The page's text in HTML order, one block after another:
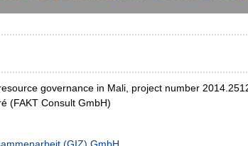
governance in Mali, project number
(FAKT Consult GmbH)